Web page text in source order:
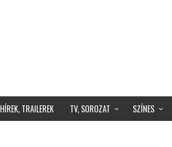
HÍREK, TRAILEREK TV, SOROZAT SZÍNES